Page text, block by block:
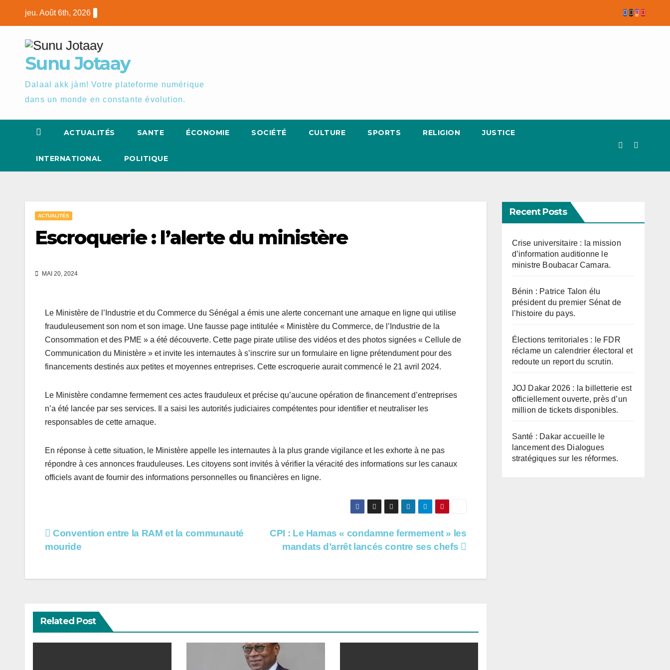
jeu. Août 6th, 2026
Sunu Jotaay
Dalaal akk jàm! Votre plateforme numérique
dans un monde en constante évolution.
ACTUALITÉS SANTE ÉCONOMIE SOCIÉTÉ CULTURE SPORTS RELIGION JUSTICE
INTERNATIONAL POLITIQUE
ACTUALITÉS
Escroquerie : l’alerte du ministère
MAI 20, 2024
Le Ministère de l’Industrie et du Commerce du Sénégal a émis une alerte concernant une arnaque en ligne qui utilise
frauduleusement son nom et son image. Une fausse page intitulée « Ministère du Commerce, de l’Industrie de la
Consommation et des PME » a été découverte. Cette page pirate utilise des vidéos et des photos signées « Cellule de
Communication du Ministère » et invite les internautes à s’inscrire sur un formulaire en ligne prétendument pour des
financements destinés aux petites et moyennes entreprises. Cette escroquerie aurait commencé le 21 avril 2024.
Le Ministère condamne fermement ces actes frauduleux et précise qu’aucune opération de financement d’entreprises
n’a été lancée par ses services. Il a saisi les autorités judiciaires compétentes pour identifier et neutraliser les
responsables de cette arnaque.
En réponse à cette situation, le Ministère appelle les internautes à la plus grande vigilance et les exhorte à ne pas
répondre à ces annonces frauduleuses. Les citoyens sont invités à vérifier la véracité des informations sur les canaux
officiels avant de fournir des informations personnelles ou financières en ligne.
Navigation
l’article
CPI : Le Hamas « condamne fermement » les
mandats d’arrêt lancés contre ses chefs
Convention entre la RAM et la communauté
mouride
Related Post
Recent Posts
Crise universitaire : la mission
d’information auditionne le
ministre Boubacar Camara.
Bénin : Patrice Talon élu
président du premier Sénat de
l’histoire du pays.
Élections territoriales : le FDR
réclame un calendrier électoral et
redoute un report du scrutin.
JOJ Dakar 2026 : la billetterie est
officiellement ouverte, près d’un
million de tickets disponibles.
Santé : Dakar accueille le
lancement des Dialogues
stratégiques sur les réformes.